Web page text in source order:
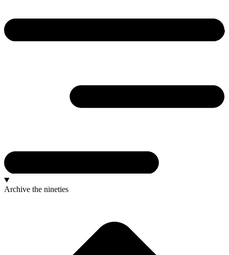
Archive the nineties